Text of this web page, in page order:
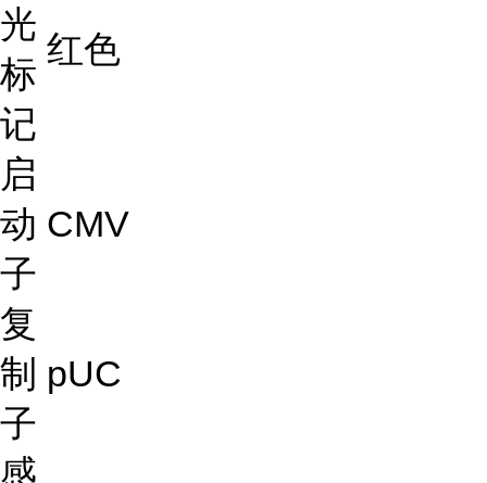
光
标
记
红色
启
动
子
CMV
复
制
子
pUC
感